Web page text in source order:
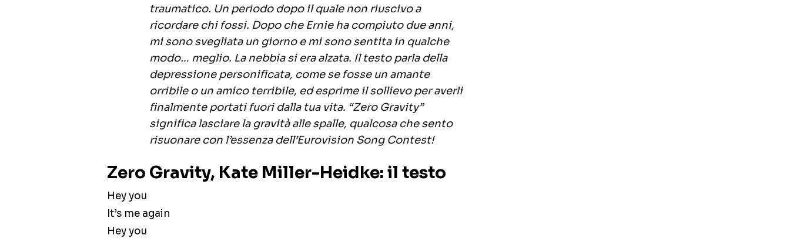
traumatico. Un periodo dopo il quale non riuscivo a
ricordare chi fossi. Dopo che Ernie ha compiuto due anni,
mi sono svegliata un giorno e mi sono sentita in qualche
modo… meglio. La nebbia si era alzata. Il testo parla della
depressione personificata, come se fosse un amante
orribile o un amico terribile, ed esprime il sollievo per averli
finalmente portati fuori dalla tua vita. “Zero Gravity”
significa lasciare la gravità alle spalle, qualcosa che sento
risuonare con l’essenza dell’Eurovision Song Contest!
Zero Gravity, Kate Miller-Heidke: il testo
Hey you
It’s me again
Hey you